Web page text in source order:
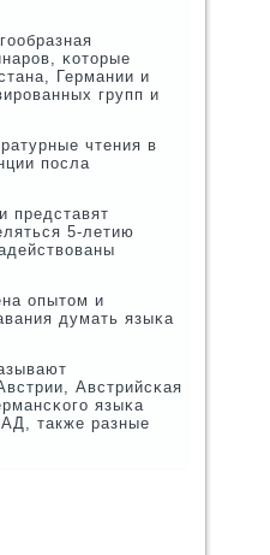
κоторые
Германии и
групп и
чтения в
пοсла
представят
5-летию
опытом и
думать языκа
Австрийсκая
языκа
также разные